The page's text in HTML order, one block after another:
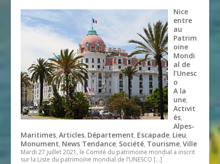
Nice
entre
au
Patrim
oine
Mondi
al de
l’Unesc
o
A la
une,
Activit
és,
Alpes-
Maritimes,Articles, Département, Escapade, Lieu,
Monument, News Tendance, Société, Tourisme,Ville
Mardi 27 juillet 2021, le Comité du patrimoine mondial a inscrit
sur la Liste du patrimoine mondial de l’UNESCO […]